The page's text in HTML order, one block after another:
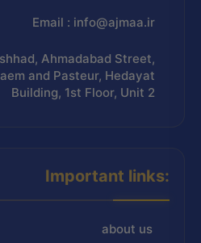
Email : info@ajmaa.ir
Ahmadabad Street,
and Pasteur, Hedayat
Building, 1st Floor, Unit 2
Important links:
about us